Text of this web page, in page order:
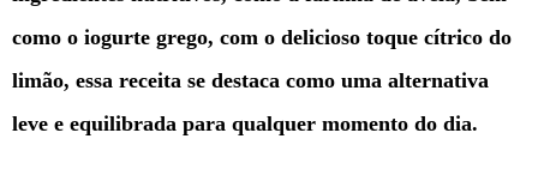
como o iogurte grego, com o delicioso toque cítrico do
limão, essa receita se destaca como uma alternativa
leve e equilibrada para qualquer momento do dia.